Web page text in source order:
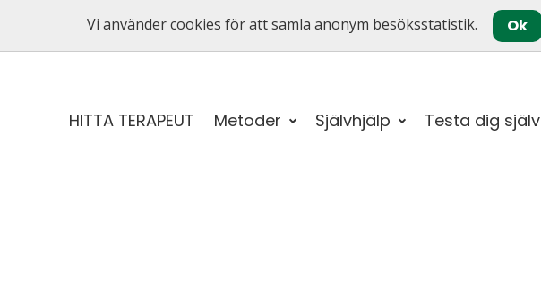
Vi använder cookies för att samla anonym besöksstatistik. Ok
HITTA TERAPEUT Metoder Självhjälp Testa dig själv